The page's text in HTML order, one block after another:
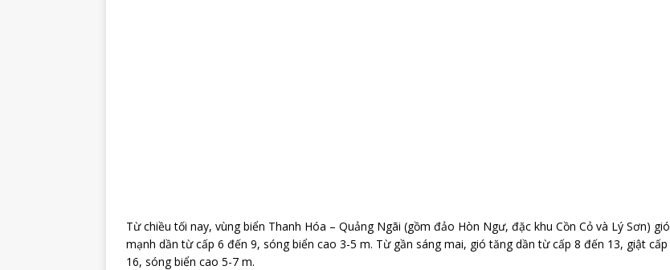
Từ chiều tối nay, vùng biển Thanh Hóa – Quảng Ngãi (gồm đảo Hòn Ngư, đặc khu Cồn Cỏ và Lý Sơn) gió
mạnh dần từ cấp 6 đến 9, sóng biển cao 3-5 m. Từ gần sáng mai, gió tăng dần từ cấp 8 đến 13, giật cấp
16, sóng biển cao 5-7 m.